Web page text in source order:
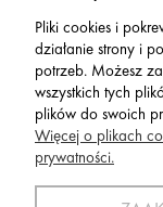
SPORT 2002 ||
Pliki cookies i
działanie strony i
potrzeb. Możesz
wszystkich tych
plików do swoich
Więcej o plikach
prywatności.